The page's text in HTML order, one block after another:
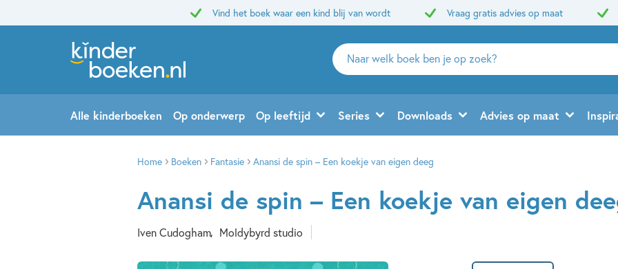
Vind het boek waar een kind blij van wordt Vraag gratis advies op maat
Zoeken
naar
en
uitgevers
Alle kinderboeken Op onderwerp Op leeftijd Series Downloads Advies op maat
Home Boeken Fantasie Anansi de spin – Een koekje van eigen deeg
Anansi de spin – Een koekje van eigen
Iven Cudogham Moldybyrd studio